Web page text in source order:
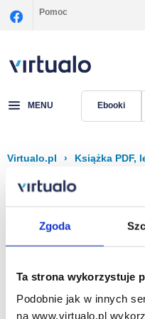
Zgoda
Ta strona wykorzystuje
Podobnie jak w innych
na www.virtualo.pl
Pomoc
MENU Ebooki
Virtualo.pl › Książka PDF,
Filtruj